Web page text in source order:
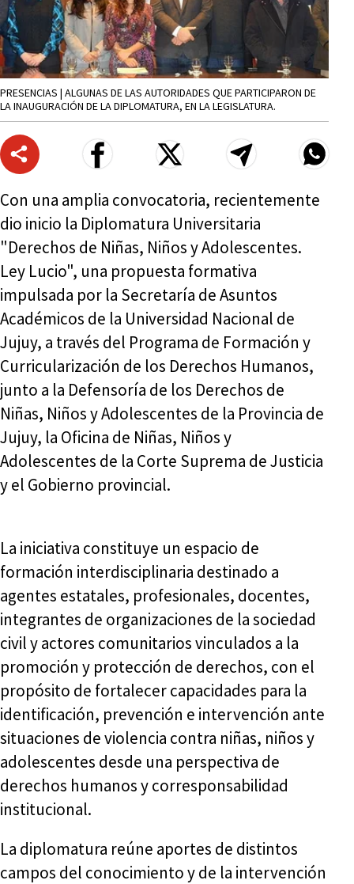
PRESENCIAS | ALGUNAS DE LAS AUTORIDADES QUE PARTICIPARON DE
LA INAUGURACIÓN DE LA DIPLOMATURA, EN LA LEGISLATURA.
Con una amplia convocatoria, recientemente
dio inicio la Diplomatura Universitaria
"Derechos de Niñas, Niños y Adolescentes.
Ley Lucio", una propuesta formativa
impulsada por la Secretaría de Asuntos
Académicos de la Universidad Nacional de
Jujuy, a través del Programa de Formación y
Curricularización de los Derechos Humanos,
junto a la Defensoría de los Derechos de
Niñas, Niños y Adolescentes de la Provincia de
Jujuy, la Oficina de Niñas, Niños y
Adolescentes de la Corte Suprema de Justicia
y el Gobierno provincial.
La iniciativa constituye un espacio de
formación interdisciplinaria destinado a
agentes estatales, profesionales, docentes,
integrantes de organizaciones de la sociedad
civil y actores comunitarios vinculados a la
promoción y protección de derechos, con el
propósito de fortalecer capacidades para la
identificación, prevención e intervención ante
situaciones de violencia contra niñas, niños y
adolescentes desde una perspectiva de
derechos humanos y corresponsabilidad
institucional.
La diplomatura reúne aportes de distintos
campos del conocimiento y de la intervención